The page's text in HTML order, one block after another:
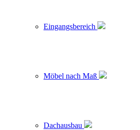
Eingangsbereich
Möbel nach Maß
Dachausbau